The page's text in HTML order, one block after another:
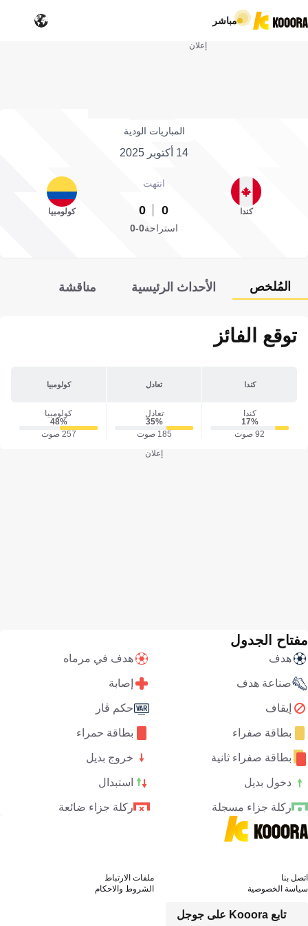
مباشر
إعلان
المباريات الودية
14 أكتوبر 2025
كندا
انتهت
0
0 كولومبيا
استراحة0-0
المُلخص الأحداث الرئيسية مناقشة
توقع الفائز
كندا تعادل كولومبيا
كندا
17‎%‎
92 صوت
تعادل
35‎%‎
185 صوت
كولومبيا
48‎%‎
257 صوت
إعلان
مفتاح الجدول
هدف هدف في مرماه
صناعة هدف إصابة
إيقاف حكم ڤار
بطاقة صفراء بطاقة حمراء
بطاقة صفراء ثانية خروج بديل
دخول بديل استبدال
ركلة جزاء مسجلة ركلة جزاء ضائعة
تابع Kooora على جوجل
اتصل بنا
ملفات الارتباط
سياسة الخصوصية
الشروط والاحكام